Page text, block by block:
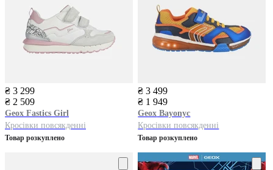
₴ 3 299
₴ 2 509
Geox Fastics Girl
Кросівки повсякденні
Товар розкуплено
₴ 3 499
₴ 1 949
Geox Bayonyc
Кросівки повсякденні
Товар розкуплено